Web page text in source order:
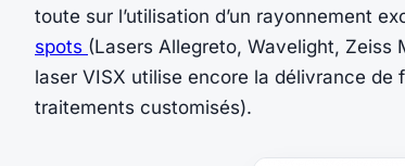
toute sur l’utilisation d’un rayonnement
spots (Lasers Allegreto, Wavelight,
laser VISX utilise encore la délivrance de
traitements customisés).